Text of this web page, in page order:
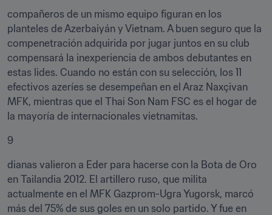
compañeros de un mismo equipo figuran en los
planteles de Azerbaiyán y Vietnam. A buen seguro que la
compenetración adquirida por jugar juntos en su club
compensará la inexperiencia de ambos debutantes en
estas lides. Cuando no están con su selección, los 11
efectivos azeríes se desempeñan en el Araz Naxçivan
MFK, mientras que el Thai Son Nam FSC es el hogar de
la mayoría de internacionales vietnamitas.
9
dianas valieron a Eder para hacerse con la Bota de Oro
en Tailandia 2012. El artillero ruso, que milita
actualmente en el MFK Gazprom-Ugra Yugorsk, marcó
más del 75% de sus goles en un solo partido. Y fue en